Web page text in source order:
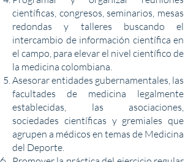
científicas, congresos, seminarios, mesas
redondas y talleres buscando el
intercambio de información científica en
el campo, para elevar el nivel científico de
la medicina colombiana.
Asesorar entidades gubernamentales, las
facultades de medicina legalmente
establecidas, las asociaciones,
sociedades científicas y gremiales que
agrupen a médicos en temas de Medicina
del Deporte.